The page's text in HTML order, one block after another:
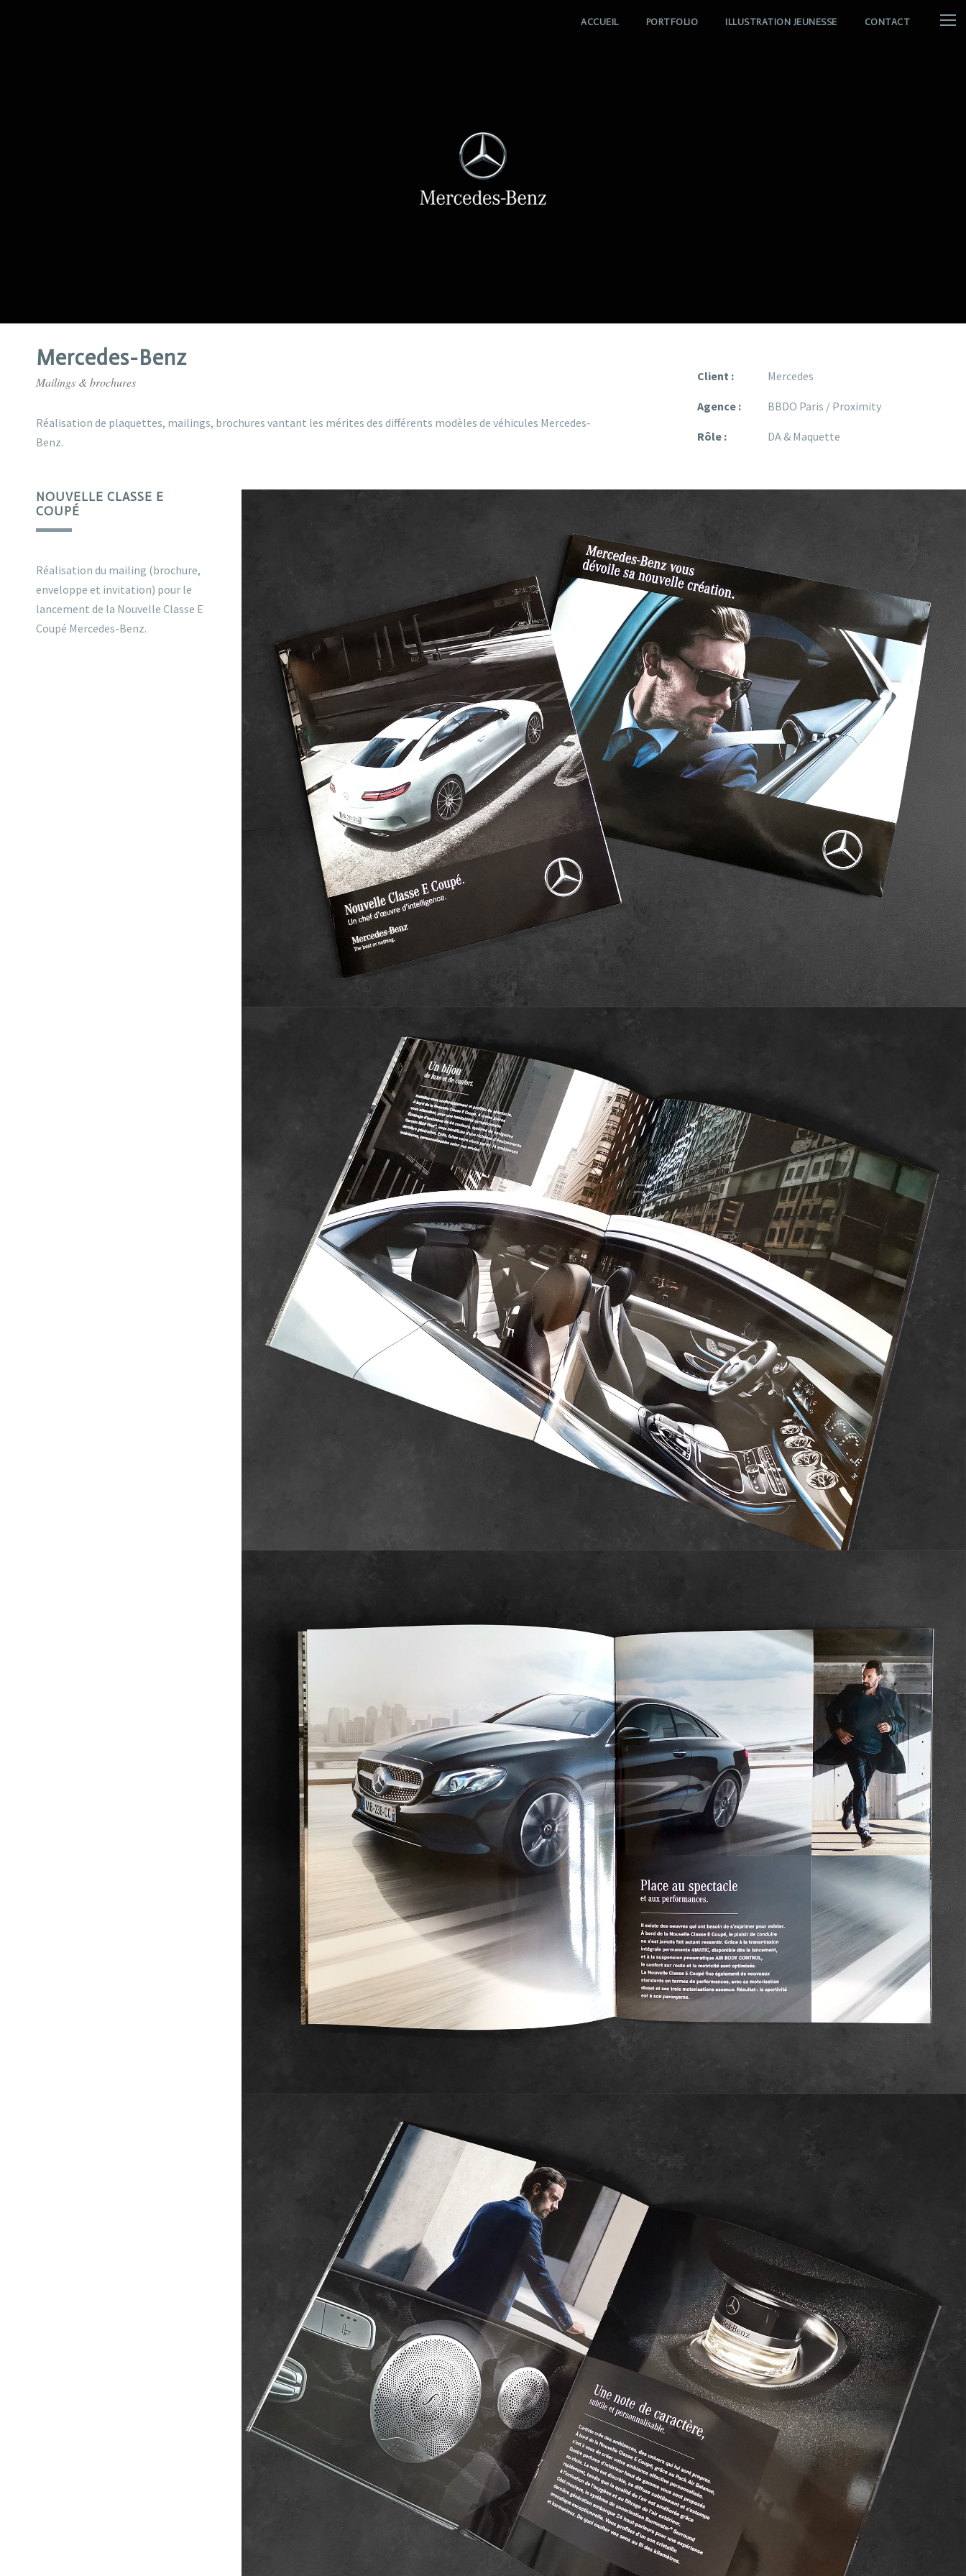
ACCUEIL PORTFOLIO ILLUSTRATION JEUNESSE CONTACT
Mercedes-Benz
Mailings & brochures
Réalisation de plaquettes, mailings, brochures vantant les mérites des différents modèles de véhicules Mercedes-
Benz.
Client : Mercedes
Agence : BBDO Paris / Proximity
Rôle : DA & Maquette
NOUVELLE CLASSE E
COUPÉ
Réalisation du mailing (brochure,
enveloppe et invitation) pour le
lancement de la Nouvelle Classe E
Coupé Mercedes-Benz.